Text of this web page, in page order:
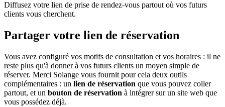
Diffusez votre lien de prise de rendez-vous partout où vos futurs
clients vous cherchent.
Partager votre lien de réservation
Vous avez configuré vos motifs de consultation et vos horaires : il ne
reste plus qu'à donner à vos futurs clients un moyen simple de
réserver. Merci Solange vous fournit pour cela deux outils
complémentaires : un lien de réservation que vous pouvez coller
partout, et un bouton de réservation à intégrer sur un site web que
vous possédez déjà.